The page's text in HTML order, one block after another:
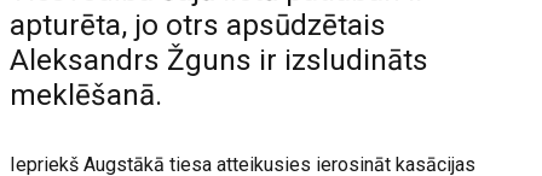
apturēta, jo otrs apsūdzētais
Aleksandrs Žguns ir izsludināts
meklēšanā.
Iepriekš Augstākā tiesa atteikusies ierosināt kasācijas